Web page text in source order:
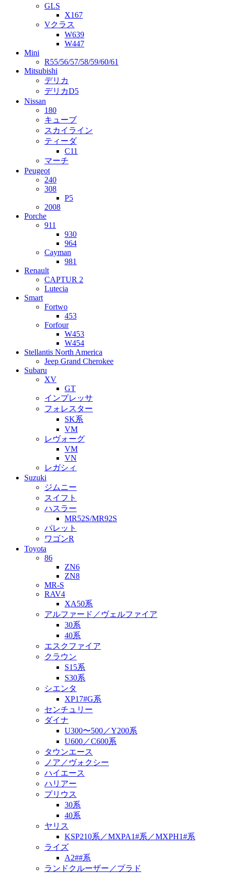
GLS
X167
Vクラス
W639
W447
Mini
R55/56/57/58/59/60/61
Mitsubishi
デリカ
デリカD5
Nissan
180
キューブ
スカイライン
ティーダ
C11
マーチ
Peugeot
240
308
P5
2008
Porche
911
930
964
Cayman
981
Renault
CAPTUR 2
Lutecia
Smart
Fortwo
453
Forfour
W453
W454
Stellantis North America
Jeep Grand Cherokee
Subaru
XV
GT
インプレッサ
フォレスター
SK系
VM
レヴォーグ
VM
VN
レガシィ
Suzuki
ジムニー
スイフト
ハスラー
MR52S/MR92S
パレット
ワゴンR
Toyota
86
ZN6
ZN8
MR-S
RAV4
XA50系
アルファード／ヴェルファイア
30系
40系
エスクファイア
クラウン
S15系
S30系
シエンタ
XP17#G系
センチュリー
ダイナ
U300〜500／Y200系
U600／C600系
タウンエース
ノア／ヴォクシー
ハイエース
ハリアー
プリウス
30系
40系
ヤリス
KSP210系／MXPA1#系／MXPH1#系
ライズ
A2##系
ランドクルーザー／プラド